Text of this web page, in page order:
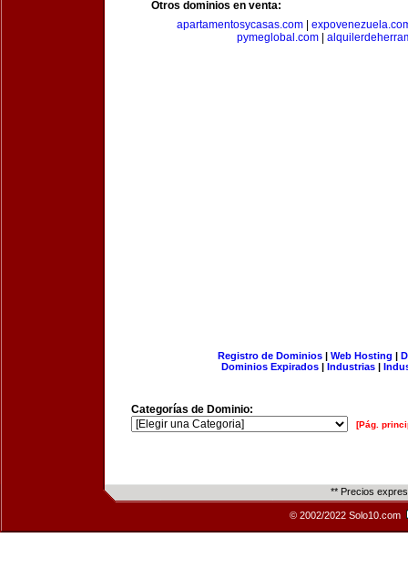
Otros dominios en venta:
apartamentosycasas.com
pymeglobal.com
Registro de Dominios| Web Hosting |
Dominios Expirados | Industrias |
Categorías de Dominio:
[Pág.
** Precios
© 2002/2022 Solo10.com